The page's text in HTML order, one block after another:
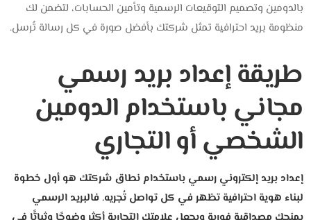
بالدومين وتصميم التوقيعات الرسمية وتأمين الحسابات، لتضمن لك
منظومة بريد احترافية تمثل شركتك بأفضل صورة في كل رسالة تُرسل.
طريقة إعداد بريد رسمي
مجاني باستخدام الدومين
الشخصي أو التجاري
إعداد بريد إلكتروني رسمي باستخدام نطاق شركتك هو أول خطوة
لبناء هوية احترافية تظهر في كل تواصل تُجريه. فالبريد الرسمي